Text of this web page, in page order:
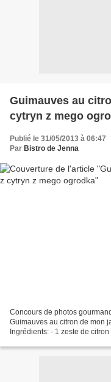
Guimauves au
cytryn z mego
Publié le 31/05/2013 à 06:47
Par Bistro de Jenna
Concours de photos
Guimauves au citron de mon
Ingrédients: - 1 zeste de